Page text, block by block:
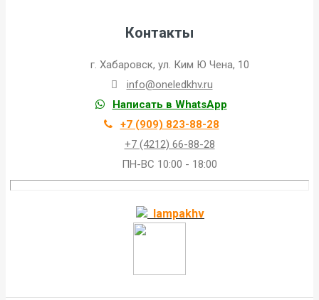
Контакты
г. Хабаровск, ул. Ким Ю Чена, 10
info@oneledkhv.ru
Написать в WhatsApp
+7 (909) 823-88-28
+7 (4212) 66-88-28
ПН-ВС 10:00 - 18:00
lampakhv